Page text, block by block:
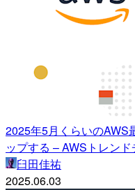
2025年5月くらいのAWS
ップする – AWSトレン
臼田佳祐
2025.06.03